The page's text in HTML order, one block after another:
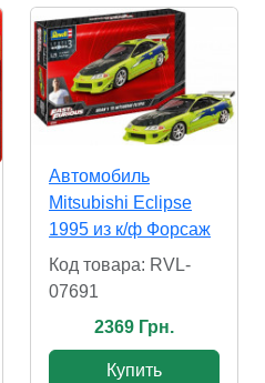
Автомобиль
Mitsubishi Eclipse
1995 из к/ф Форсаж
Код товара: RVL-
07691
2369 Грн.
Купить